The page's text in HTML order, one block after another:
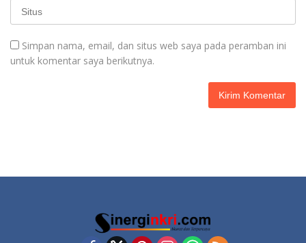
Simpan nama, email, dan situs web saya pada peramban ini
untuk komentar saya berikutnya.